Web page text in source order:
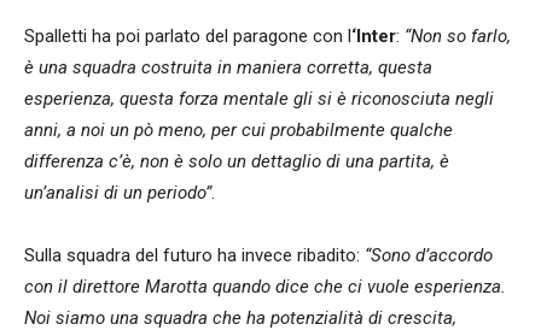
Spalletti ha poi parlato del paragone con l‘Inter: “Non so farlo,
è una squadra costruita in maniera corretta, questa
esperienza, questa forza mentale gli si è riconosciuta negli
anni, a noi un pò meno, per cui probabilmente qualche
differenza c’è, non è solo un dettaglio di una partita, è
un’analisi di un periodo”.
Sulla squadra del futuro ha invece ribadito: “Sono d’accordo
con il direttore Marotta quando dice che ci vuole esperienza.
Noi siamo una squadra che ha potenzialità di crescita,